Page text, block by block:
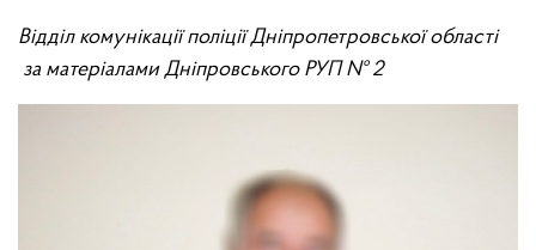
Відділ комунікації поліції Дніпропетровської області
за матеріалами Дніпровського РУП № 2